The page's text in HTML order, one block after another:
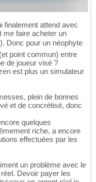
finalement attend avec
me faire acheter un
Donc pour un néophyte
point commun) entre
de joueur visé ?
est plus un simulateur
plein de bonnes
et de concrétisé, donc
quelques
riche, a encore
effectuées par les
un problème avec le
Devoir payer les